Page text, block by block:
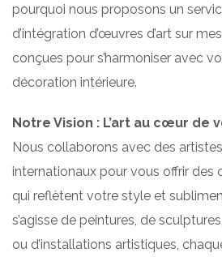
pourquoi nous proposons un
d’intégration d’œuvres d’art sur
conçues pour s’harmoniser avec
décoration intérieure.
Notre Vision : L’art au cœur de
Nous collaborons avec des
internationaux pour vous offrir des
qui reflètent votre style et
s’agisse de peintures, de
ou d’installations artistiques,